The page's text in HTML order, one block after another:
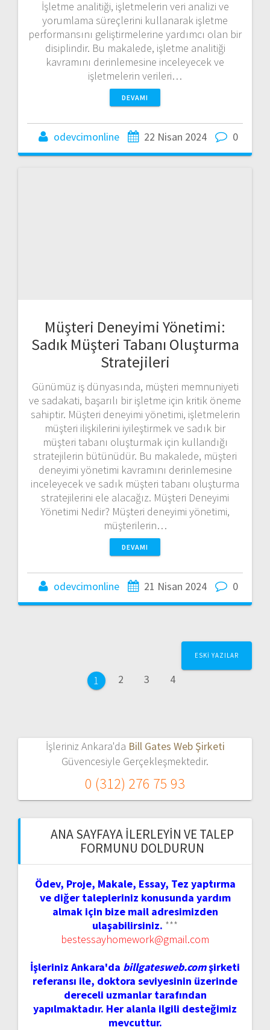
Müşteri Deneyimi Yönetimi:
Sadık Müşteri Tabanı Oluşturma
Stratejileri
Günümüz iş dünyasında, müşteri memnuniyeti
ve sadakati, başarılı bir işletme için kritik öneme
sahiptir. Müşteri deneyimi yönetimi, işletmelerin
müşteri ilişkilerini iyileştirmek ve sadık bir
müşteri tabanı oluşturmak için kullandığı
stratejilerin bütünüdür. Bu makalede, müşteri
deneyimi yönetimi kavramını derinlemesine
inceleyecek ve sadık müşteri tabanı oluşturma
stratejilerini ele alacağız. Müşteri Deneyimi
Yönetimi Nedir? Müşteri deneyimi yönetimi,
müşterilerin…
DEVAMI
odevcimonline 21 Nisan 2024 0
dolaşımıSayfa
1 Sayfa
2 Sayfa
3 Sayfa
4
ESKI YAZILAR
İşleriniz Ankara'da Bill Gates Web Şirketi
Güvencesiyle Gerçekleşmektedir.
0 (312) 276 75 93
ANA SAYFAYA İLERLEYIN VE TALEP
FORMUNU DOLDURUN
Ödev, Proje, Makale, Essay, Tez yaptırma
ve diğer talepleriniz konusunda yardım
almak için bize mail adresimizden
ulaşabilirsiniz. ***
bestessayhomework@gmail.com
İşleriniz Ankara'da billgatesweb.comşirketi
referansı ile, doktora seviyesinin üzerinde
dereceli uzmanlar tarafından
yapılmaktadır. Her alanla ilgili desteğimiz
mevcuttur.